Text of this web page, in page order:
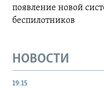
появление новой
беспилотников
НОВОСТИ
19:15